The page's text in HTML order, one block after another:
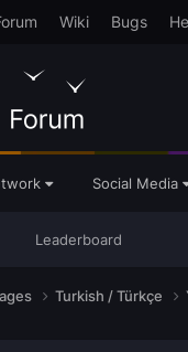
Wiki Bugs
Leaderboard
Social Media
Turkish / Türkçe